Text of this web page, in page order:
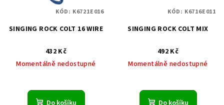
SINGING ROCK COLT 16 WIRE
432 Kč
Momentálně nedostupné
Do košíku
KÓD: K6721E016
SINGING ROCK COLT MIX
492 Kč
Momentálně nedostupné
Do košíku
KÓD: K6716E011